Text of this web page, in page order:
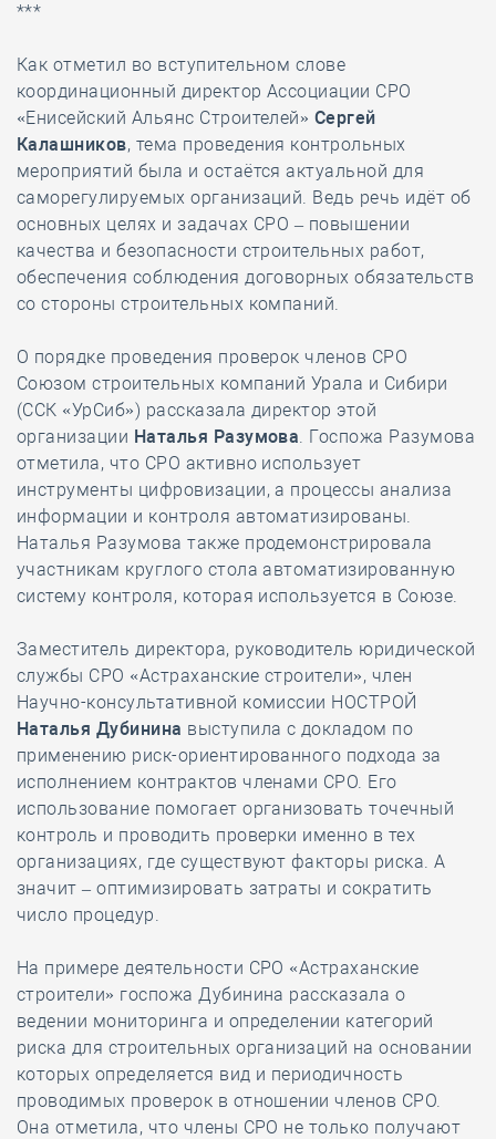
***
Как отметил во вступительном слове
координационный директор Ассоциации СРО
«Енисейский Альянс Строителей» Сергей
Калашников, тема проведения контрольных
мероприятий была и остаётся актуальной для
саморегулируемых организаций. Ведь речь идёт об
основных целях и задачах СРО – повышении
качества и безопасности строительных работ,
обеспечения соблюдения договорных обязательств
со стороны строительных компаний.
О порядке проведения проверок членов СРО
Союзом строительных компаний Урала и Сибири
(ССК «УрСиб») рассказала директор этой
организации Наталья Разумова. Госпожа Разумова
отметила, что СРО активно использует
инструменты цифровизации, а процессы анализа
информации и контроля автоматизированы.
Наталья Разумова также продемонстрировала
участникам круглого стола автоматизированную
систему контроля, которая используется в Союзе.
Заместитель директора, руководитель юридической
службы СРО «Астраханские строители», член
Научно-консультативной комиссии НОСТРОЙ
Наталья Дубинина выступила с докладом по
применению риск-ориентированного подхода за
исполнением контрактов членами СРО. Его
использование помогает организовать точечный
контроль и проводить проверки именно в тех
организациях, где существуют факторы риска. А
значит – оптимизировать затраты и сократить
число процедур.
На примере деятельности СРО «Астраханские
строители» госпожа Дубинина рассказала о
ведении мониторинга и определении категорий
риска для строительных организаций на основании
которых определяется вид и периодичность
проводимых проверок в отношении членов СРО.
Она отметила, что члены СРО не только получают